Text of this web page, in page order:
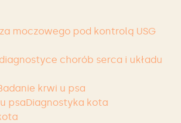
moczowego pod kontrolą USG
chorób serca i układu
krwi u psa
psaDiagnostyka kota